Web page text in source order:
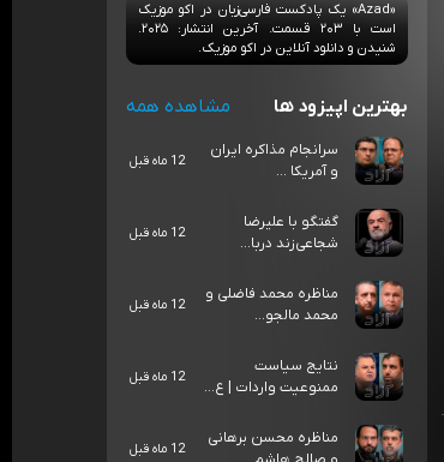
«Azad» یک پادکست فارسی‌زبان در اکو موزیک
است با ۲۰۳ قسمت. آخرین انتشار: ۲۰۲۵.
شنیدن و دانلود آنلاین در اکو موزیک.
بهترین اپیزود ها مشاهده همه
سرانجام مذاکره ایران
و آمریکا ...
12 ماه قبل
گفتگو با علیرضا
شجاعی‌زند دربا...
12 ماه قبل
مناظره محمد فاضلی و
محمد مالجو...
12 ماه قبل
نتایج سیاست
ممنوعیت واردات | ع...
12 ماه قبل
مناظره محسن برهانی
12 ماه قبل